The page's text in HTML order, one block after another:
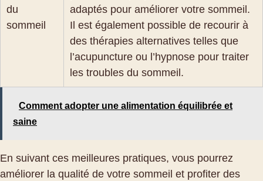
du
sommeil
adaptés pour améliorer votre sommeil.
Il est également possible de recourir à
des thérapies alternatives telles que
l’acupuncture ou l’hypnose pour traiter
les troubles du sommeil.
Comment adopter une alimentation équilibrée et
saine
En suivant ces meilleures pratiques, vous pourrez
améliorer la qualité de votre sommeil et profiter des